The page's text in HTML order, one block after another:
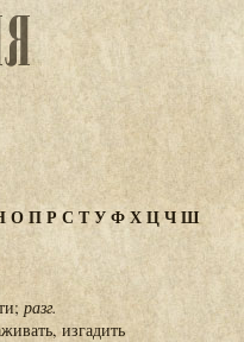
ОПР С ТУФХЦЧШ
разг.
изгадить